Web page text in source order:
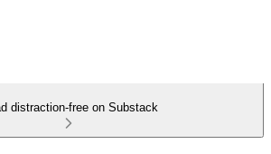
distraction-free on Substack